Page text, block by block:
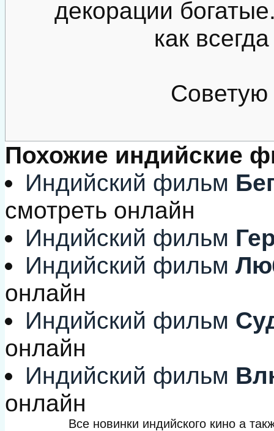
декорации
как
Советую
Похожие индийские
Индийский фильм
смотреть онлайн
Индийский фильм
Индийский фильм
онлайн
Индийский фильм
онлайн
Индийский фильм
онлайн
Все новинки индийского кино а